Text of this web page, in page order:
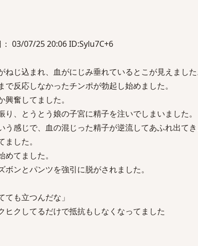
03/07/25 20:06 ID:Sylu7C+6
じ込まれ、血がにじみ垂れているとこが見えました
反応しなかったチンポが勃起し始めました。
奮してました。
、とうとう娘の子宮に精子を注いでしまいました。
感じで、血の混じった精子が逆流してあふれ出てき
した。
てました。
ンとパンツを強引に脱がされました。
ても立つんだな」
クしてるだけで抵抗もしなくなってました